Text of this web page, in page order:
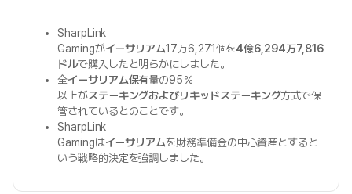
SharpLink
Gamingがイーサリアム17万6,271個を4億6,294万7,816
ドルで購入したと明らかにしました。
全イーサリアム保有量の95％
以上がステーキングおよびリキッドステーキング方式で保
管されているとのことです。
SharpLink
Gamingはイーサリアムを財務準備金の中心資産とすると
いう戦略的決定を強調しました。